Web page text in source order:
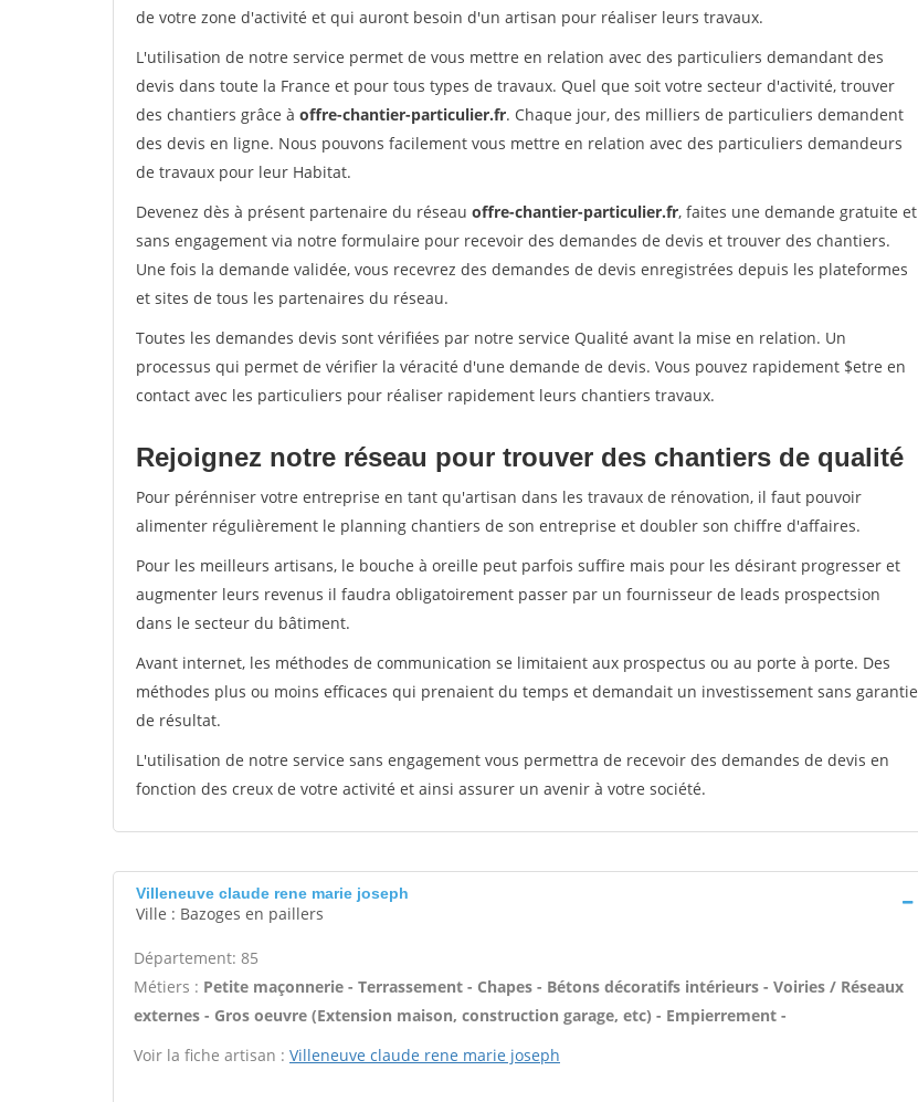
de votre zone d'activité et qui auront besoin d'un artisan pour réaliser leurs travaux.
L'utilisation de notre service permet de vous mettre en relation avec des particuliers demandant des
devis dans toute la France et pour tous types de travaux. Quel que soit votre secteur d'activité, trouver
des chantiers grâce à offre-chantier-particulier.fr. Chaque jour, des milliers de particuliers demandent
des devis en ligne. Nous pouvons facilement vous mettre en relation avec des particuliers demandeurs
de travaux pour leur Habitat.
Devenez dès à présent partenaire du réseau offre-chantier-particulier.fr, faites une demande gratuite et
sans engagement via notre formulaire pour recevoir des demandes de devis et trouver des chantiers.
Une fois la demande validée, vous recevrez des demandes de devis enregistrées depuis les plateformes
et sites de tous les partenaires du réseau.
Toutes les demandes devis sont vérifiées par notre service Qualité avant la mise en relation. Un
processus qui permet de vérifier la véracité d'une demande de devis. Vous pouvez rapidement $etre en
contact avec les particuliers pour réaliser rapidement leurs chantiers travaux.
Rejoignez notre réseau pour trouver des chantiers de qualité
Pour pérénniser votre entreprise en tant qu'artisan dans les travaux de rénovation, il faut pouvoir
alimenter régulièrement le planning chantiers de son entreprise et doubler son chiffre d'affaires.
Pour les meilleurs artisans, le bouche à oreille peut parfois suffire mais pour les désirant progresser et
augmenter leurs revenus il faudra obligatoirement passer par un fournisseur de leads prospectsion
dans le secteur du bâtiment.
Avant internet, les méthodes de communication se limitaient aux prospectus ou au porte à porte. Des
méthodes plus ou moins efficaces qui prenaient du temps et demandait un investissement sans garantie
de résultat.
L'utilisation de notre service sans engagement vous permettra de recevoir des demandes de devis en
fonction des creux de votre activité et ainsi assurer un avenir à votre société.
Villeneuve claude rene marie joseph
Ville : Bazoges en paillers
Département: 85
Métiers : Petite maçonnerie - Terrassement - Chapes - Bétons décoratifs intérieurs - Voiries / Réseaux
externes - Gros oeuvre (Extension maison, construction garage, etc) - Empierrement -
Voir la fiche artisan : Villeneuve claude rene marie joseph